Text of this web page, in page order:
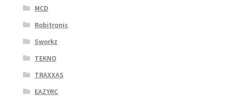
MCD
Robitronic
Sworkz
TEKNO
TRAXXAS
EAZYRC